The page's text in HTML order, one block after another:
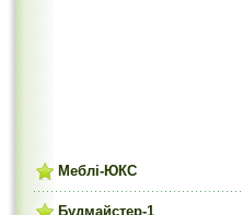
Меблі-ЮКС
Будмайстер-1